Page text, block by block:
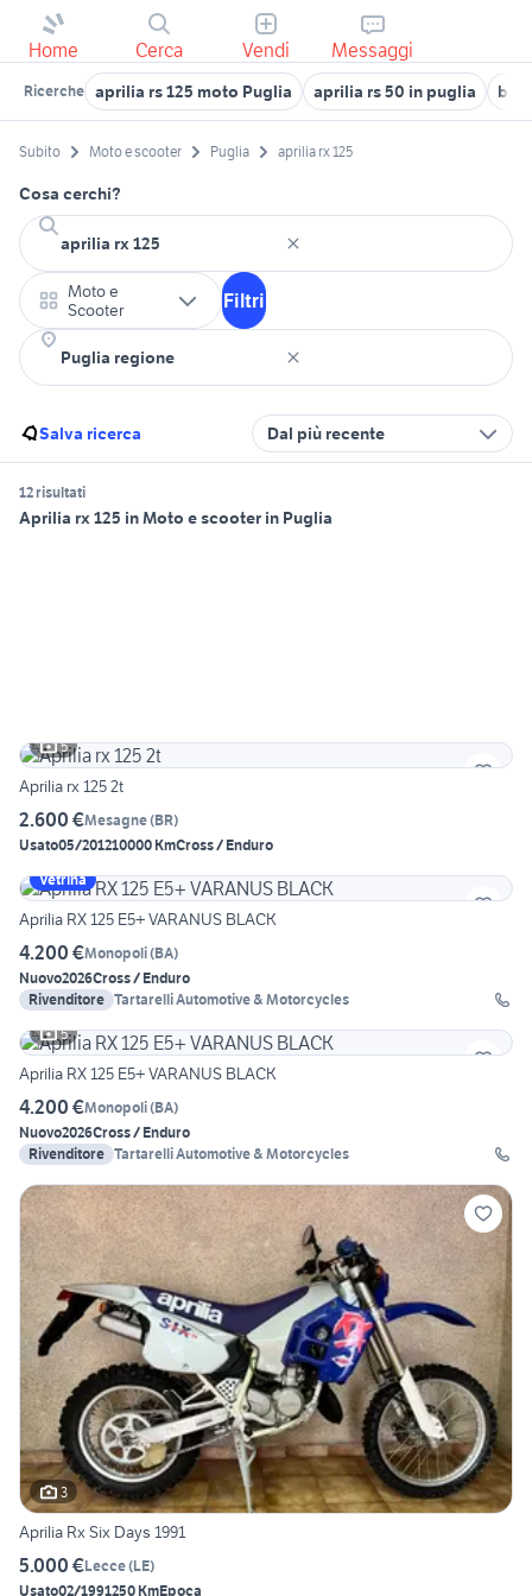
Home Cerca Vendi Messaggi
Ricerche aprilia rs 125 moto Puglia aprilia rs 50 in puglia
Subito Moto e scooter Puglia aprilia rx 125
Cosa cerchi?
Moto e
Scooter
Filtri
Salva ricerca Dal più recente
12 risultati
Aprilia rx 125 in Moto e scooter in Puglia
5
Aprilia rx 125 2t
2.600 €Mesagne(BR)
Usato05/201210000 KmCross / Enduro
Vetrina
Aprilia RX 125 E5+ VARANUS BLACK
4.200 €Monopoli(BA)
Nuovo2026Cross / Enduro
Rivenditore Tartarelli Automotive & Motorcycles
5
Aprilia RX 125 E5+ VARANUS BLACK
4.200 €Monopoli(BA)
Nuovo2026Cross / Enduro
Rivenditore Tartarelli Automotive & Motorcycles
3
Aprilia Rx Six Days 1991
5.000 €Lecce(LE)
Usato02/1991250 KmEpoca